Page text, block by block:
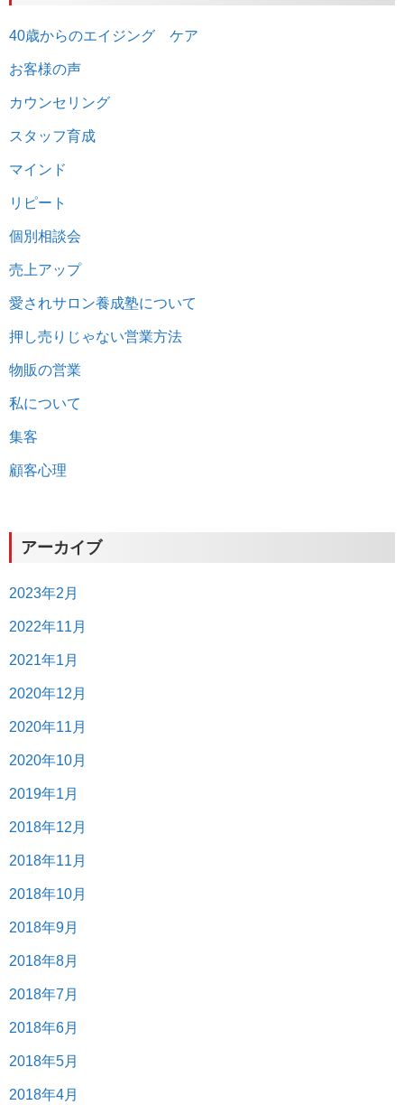
40歳からのエイジング ケア
お客様の声
カウンセリング
スタッフ育成
マインド
リピート
個別相談会
売上アップ
愛されサロン養成塾について
押し売りじゃない営業方法
物販の営業
私について
集客
顧客心理
アーカイブ
2023年2月
2022年11月
2021年1月
2020年12月
2020年11月
2020年10月
2019年1月
2018年12月
2018年11月
2018年10月
2018年9月
2018年8月
2018年7月
2018年6月
2018年5月
2018年4月